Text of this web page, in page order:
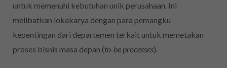
untuk memenuhi kebutuhan unik perusahaan. Ini
melibatkan lokakarya dengan para pemangku
kepentingan dari departemen terkait untuk memetakan
proses bisnis masa depan (to-be processes).